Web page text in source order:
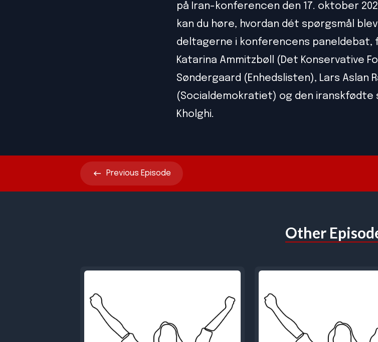
på Iran-konferencen den 17. oktober
kan du høre, hvordan dét spørgsmål
deltagerne i konferencens paneldebat,
Katarina Ammitzbøll (Det Konservative
Søndergaard (Enhedslisten), Lars Aslan
(Socialdemokratiet) og den iranskfødte
Kholghi.
Previous Episode
Other